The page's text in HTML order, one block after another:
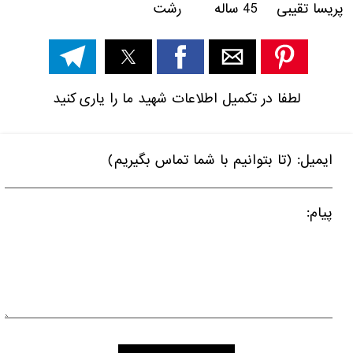
پریسا تقیبی 45 ساله رشت
لطفا در تکمیل اطلاعات شهید ما را یاری کنید
ایمیل: (تا بتوانیم با شما تماس بگیریم)
پیام: